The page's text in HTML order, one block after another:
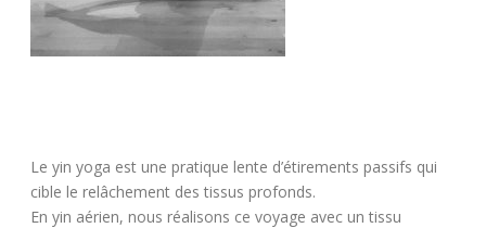
Le yin yoga est une pratique lente d’étirements passifs qui
cible le relâchement des tissus profonds.
En yin aérien, nous réalisons ce voyage avec un tissu